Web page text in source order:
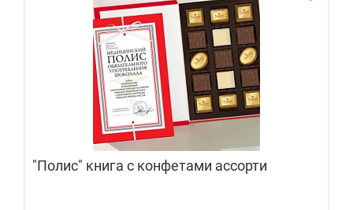
"Полис" книга с конфетами ассорти